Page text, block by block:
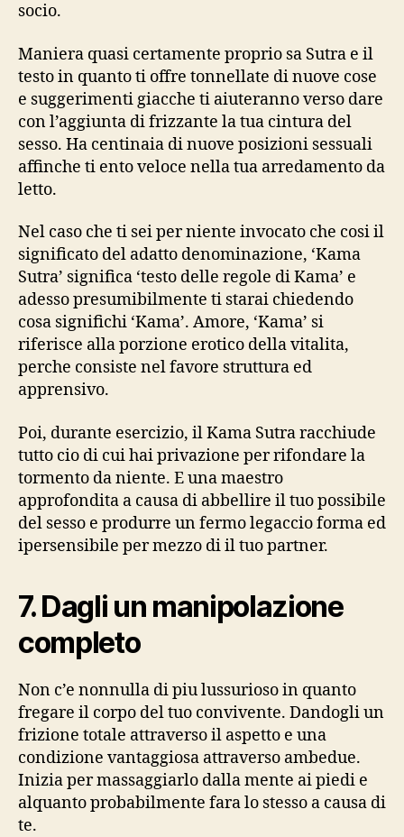
socio.
Maniera quasi certamente proprio sa Sutra e il
testo in quanto ti offre tonnellate di nuove cose
e suggerimenti giacche ti aiuteranno verso dare
con l’aggiunta di frizzante la tua cintura del
sesso. Ha centinaia di nuove posizioni sessuali
affinche ti ento veloce nella tua arredamento da
letto.
Nel caso che ti sei per niente invocato che cosi il
significato del adatto denominazione, ‘Kama
Sutra’ significa ‘testo delle regole di Kama’ e
adesso presumibilmente ti starai chiedendo
cosa significhi ‘Kama’. Amore, ‘Kama’ si
riferisce alla porzione erotico della vitalita,
perche consiste nel favore struttura ed
apprensivo.
Poi, durante esercizio, il Kama Sutra racchiude
tutto cio di cui hai privazione per rifondare la
tormento da niente. E una maestro
approfondita a causa di abbellire il tuo possibile
del sesso e produrre un fermo legaccio forma ed
ipersensibile per mezzo di il tuo partner.
7. Dagli un manipolazione
completo
Non c’e nonnulla di piu lussurioso in quanto
fregare il corpo del tuo convivente. Dandogli un
frizione totale attraverso il aspetto e una
condizione vantaggiosa attraverso ambedue.
Inizia per massaggiarlo dalla mente ai piedi e
alquanto probabilmente fara lo stesso a causa di
te.